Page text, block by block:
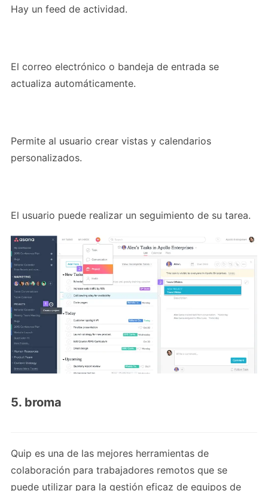
Hay un feed de actividad.
El correo electrónico o bandeja de entrada se
actualiza automáticamente.
Permite al usuario crear vistas y calendarios
personalizados.
El usuario puede realizar un seguimiento de su tarea.
5. broma
Quip es una de las mejores herramientas de
colaboración para trabajadores remotos que se
puede utilizar para la gestión eficaz de equipos de